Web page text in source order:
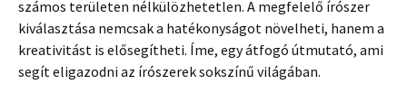
számos területen nélkülözhetetlen. A megfelelő írószer
kiválasztása nemcsak a hatékonyságot növelheti, hanem a
kreativitást is elősegítheti. Íme, egy átfogó útmutató, ami
segít eligazodni az írószerek sokszínű világában.